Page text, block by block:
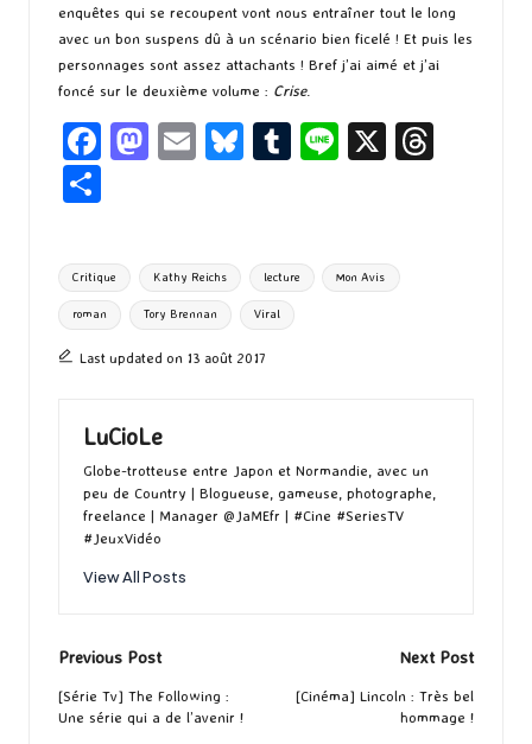
enquêtes qui se recoupent vont nous entraîner tout le long
avec un bon suspens dû à un scénario bien ficelé ! Et puis les
personnages sont assez attachants ! Bref j’ai aimé et j’ai
foncé sur le deuxième volume : Crise.
Fa
o
o
k
M
d
o
n
E
l
Bl
ky
T
bl
r
Li X
ta
g
er
Tags:
Critique Kathy Reichs lecture Mon Avis
roman Tory Brennan Viral
Last updated on 13 août 2017
LuCioLe
Globe-trotteuse entre Japon et Normandie, avec un
peu de Country | Blogueuse, gameuse, photographe,
freelance | Manager @JaMEfr | #Cine #SeriesTV
#JeuxVidéo
View All Posts
Post
navigation
Previous Post
[Série Tv] The Following :
Une série qui a de l’avenir !
Next Post
[Cinéma] Lincoln : Très bel
hommage !